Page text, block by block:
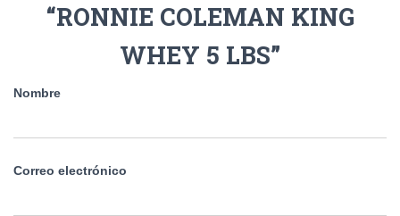
“RONNIE COLEMAN KING
WHEY 5 LBS”
Nombre
Correo electrónico